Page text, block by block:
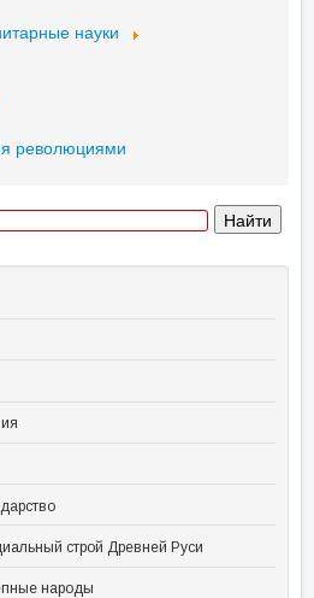
науки
революциями
строй Древней Руси
народы